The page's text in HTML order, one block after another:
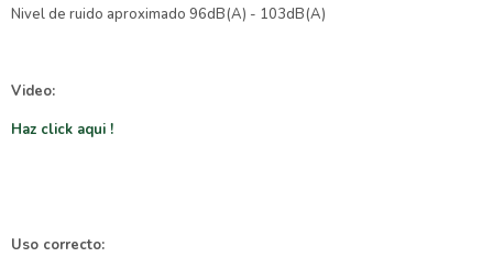
Nivel de ruido aproximado 96dB(A) - 103dB(A)
Video:
Haz click aqui !
Uso correcto: